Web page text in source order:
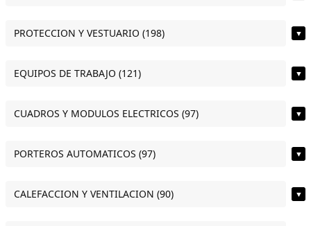
PROTECCION Y VESTUARIO (198) ▼
EQUIPOS DE TRABAJO (121) ▼
CUADROS Y MODULOS ELECTRICOS (97) ▼
PORTEROS AUTOMATICOS (97) ▼
CALEFACCION Y VENTILACION (90) ▼